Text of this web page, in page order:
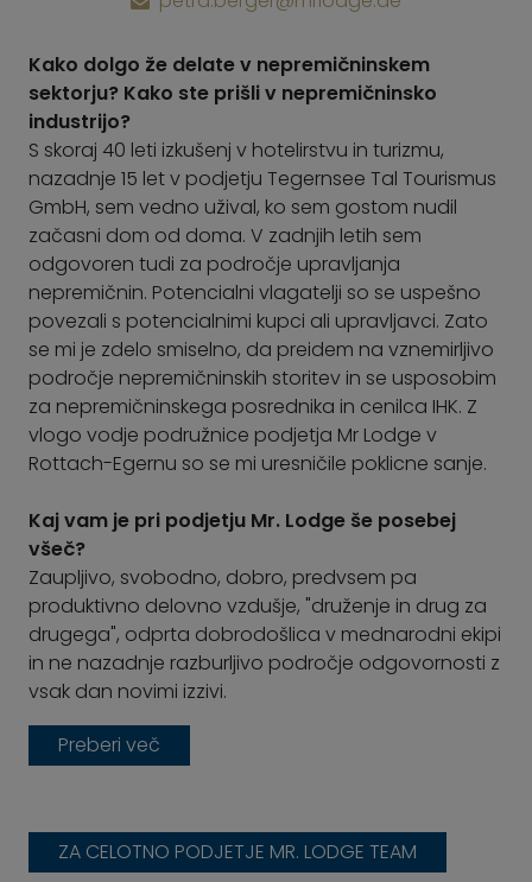
Kako dolgo že delate v nepremičninskem
sektorju? Kako ste prišli v nepremičninsko
industrijo?
S skoraj 40 leti izkušenj v hotelirstvu in turizmu,
nazadnje 15 let v podjetju Tegernsee Tal Tourismus
GmbH, sem vedno užival, ko sem gostom nudil
začasni dom od doma. V zadnjih letih sem
odgovoren tudi za področje upravljanja
nepremičnin. Potencialni vlagatelji so se uspešno
povezali s potencialnimi kupci ali upravljavci. Zato
se mi je zdelo smiselno, da preidem na vznemirljivo
področje nepremičninskih storitev in se usposobim
za nepremičninskega posrednika in cenilca IHK. Z
vlogo vodje podružnice podjetja Mr Lodge v
Rottach-Egernu so se mi uresničile poklicne sanje.
Kaj vam je pri podjetju Mr. Lodge še posebej
všeč?
Zaupljivo, svobodno, dobro, predvsem pa
produktivno delovno vzdušje, "druženje in drug za
drugega", odprta dobrodošlica v mednarodni ekipi
in ne nazadnje razburljivo področje odgovornosti z
vsak dan novimi izzivi.
Ste že kupili ali prodali zasebno?
Da, z možem sva zasebno kupila starejšo vrstno
ljubkovalno krstili "Quetschvilla".
ZA CELOTNO PODJETJE MR. LODGE TEAM